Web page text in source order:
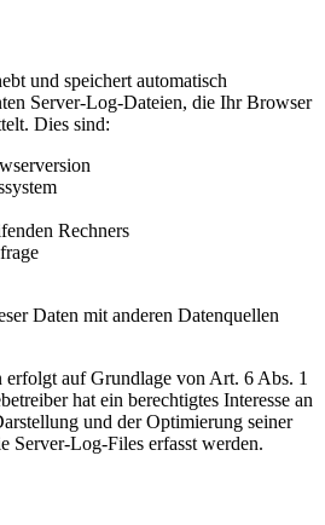
und speichert automatisch
Server-Log-Dateien, die Ihr Browser
Dies sind:
Rechners
Daten mit anderen Datenquellen
erfolgt auf Grundlage von Art. 6 Abs. 1
hat ein berechtigtes Interesse an
und der Optimierung seiner
Server-Log-Files erfasst werden.